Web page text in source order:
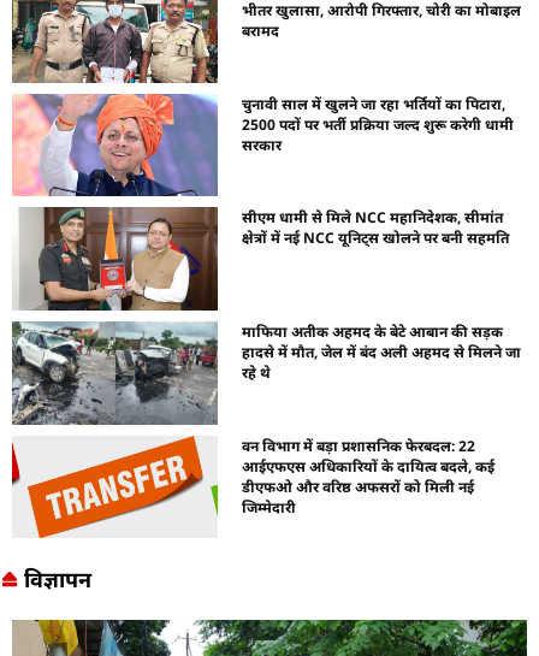
भीतर खुलासा, आरोपी गिरफ्तार, चोरी का मोबाइल
बरामद
चुनावी साल में खुलने जा रहा भर्तियों का पिटारा,
2500 पदों पर भर्ती प्रक्रिया जल्द शुरू करेगी धामी
सरकार
सीएम धामी से मिले NCC महानिदेशक, सीमांत
क्षेत्रों में नई NCC यूनिट्स खोलने पर बनी सहमति
माफिया अतीक अहमद के बेटे आबान की सड़क
हादसे में मौत, जेल में बंद अली अहमद से मिलने जा
रहे थे
वन विभाग में बड़ा प्रशासनिक फेरबदल: 22
आईएफएस अधिकारियों के दायित्व बदले, कई
डीएफओ और वरिष्ठ अफसरों को मिली नई
जिम्मेदारी
विज्ञापन